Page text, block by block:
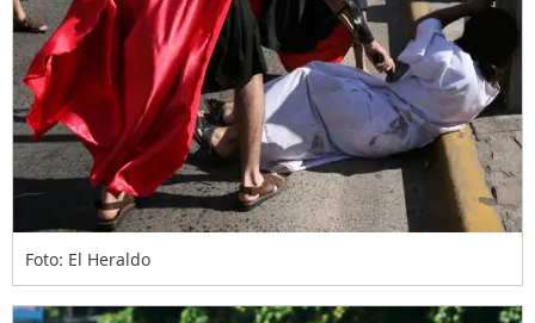
Foto: El Heraldo